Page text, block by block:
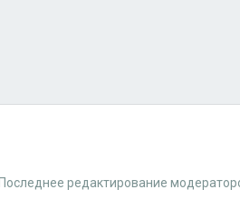
редактирование